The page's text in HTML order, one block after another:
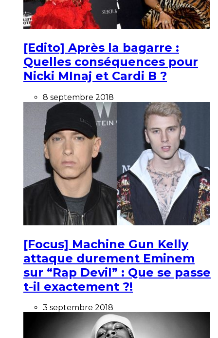
[Edito] Après la bagarre :
Quelles conséquences pour
Nicki MInaj et Cardi B ?
8 septembre 2018
[Focus] Machine Gun Kelly
attaque durement Eminem
sur “Rap Devil” : Que se passe
t-il exactement ?!
3 septembre 2018